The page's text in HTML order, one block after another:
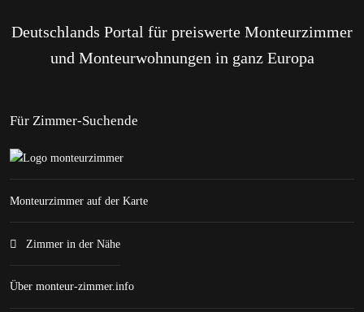
Deutschlands Portal für preiswerte Monteurzimmer
und Monteurwohnungen in ganz Europa
Für Zimmer-Suchende
Monteurzimmer auf der Karte
Zimmer in der Nähe
Über monteur-zimmer.info